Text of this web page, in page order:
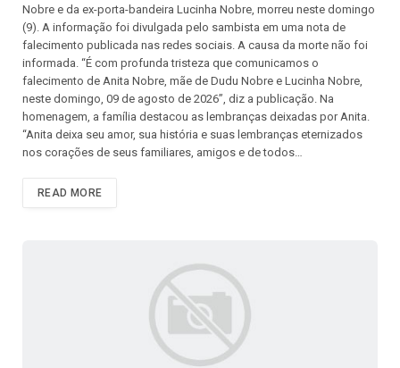
Nobre e da ex-porta-bandeira Lucinha Nobre, morreu neste domingo
(9). A informação foi divulgada pelo sambista em uma nota de
falecimento publicada nas redes sociais. A causa da morte não foi
informada. “É com profunda tristeza que comunicamos o
falecimento de Anita Nobre, mãe de Dudu Nobre e Lucinha Nobre,
neste domingo, 09 de agosto de 2026”, diz a publicação. Na
homenagem, a família destacou as lembranças deixadas por Anita.
“Anita deixa seu amor, sua história e suas lembranças eternizados
nos corações de seus familiares, amigos e de todos…
READ MORE